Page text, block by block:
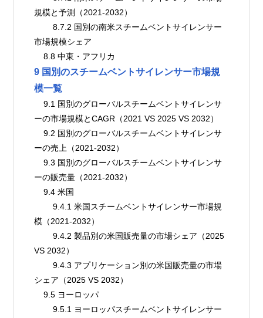
規模と予測（2021-2032）
        8.7.2 国別の南米スチームベントサイレンサー
市場規模シェア
    8.8 中東・アフリカ
9 国別のスチームベントサイレンサー市場規
模一覧
    9.1 国別のグローバルスチームベントサイレンサ
ーの市場規模とCAGR（2021 VS 2025 VS 2032）
    9.2 国別のグローバルスチームベントサイレンサ
ーの売上（2021-2032）
    9.3 国別のグローバルスチームベントサイレンサ
ーの販売量（2021-2032）
    9.4 米国
        9.4.1 米国スチームベントサイレンサー市場規
模（2021-2032）
        9.4.2 製品別の米国販売量の市場シェア（2025
VS 2032）
        9.4.3 アプリケーション別の米国販売量の市場
シェア（2025 VS 2032）
    9.5 ヨーロッパ
        9.5.1 ヨーロッパスチームベントサイレンサー